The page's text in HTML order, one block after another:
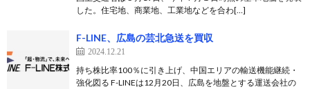
した。住宅地、商業地、工業地などを合わ[…]
F-LINE、広島の芸北急送を買収
2024.12.21
持ち株比率100％に引き上げ、中国エリアの輸送機能継続・
強化図る F-LINEは12月20日、広島を地盤とする運送会社の